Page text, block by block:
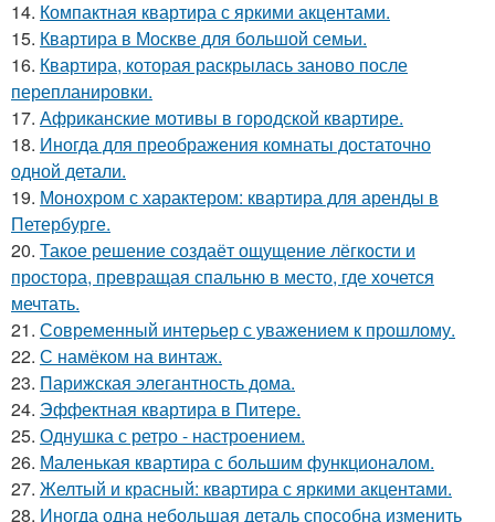
14. Компактная квартира с яркими акцентами.
15. Квартира в Москве для большой семьи.
16. Квартира, которая раскрылась заново после
перепланировки.
17. Африканские мотивы в городской квартире.
18. Иногда для преображения комнаты достаточно
одной детали.
19. Монохром с характером: квартира для аренды в
Петербурге.
20. Такое решение создаёт ощущение лёгкости и
простора, превращая спальню в место, где хочется
мечтать.
21. Современный интерьер с уважением к прошлому.
22. С намёком на винтаж.
23. Парижская элегантность дома.
24. Эффектная квартира в Питере.
25. Однушка с ретро - настроением.
26. Маленькая квартира с большим функционалом.
27. Желтый и красный: квартира с яркими акцентами.
28. Иногда одна небольшая деталь способна изменить